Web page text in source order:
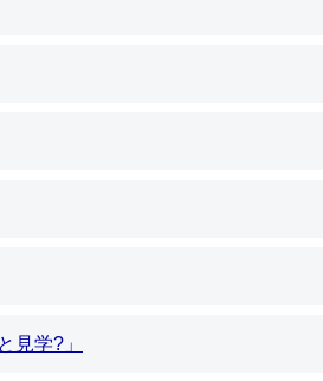
見学?」